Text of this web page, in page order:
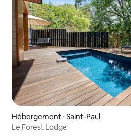
Hébergement ⋅ Saint-Paul
Le Forest Lodge